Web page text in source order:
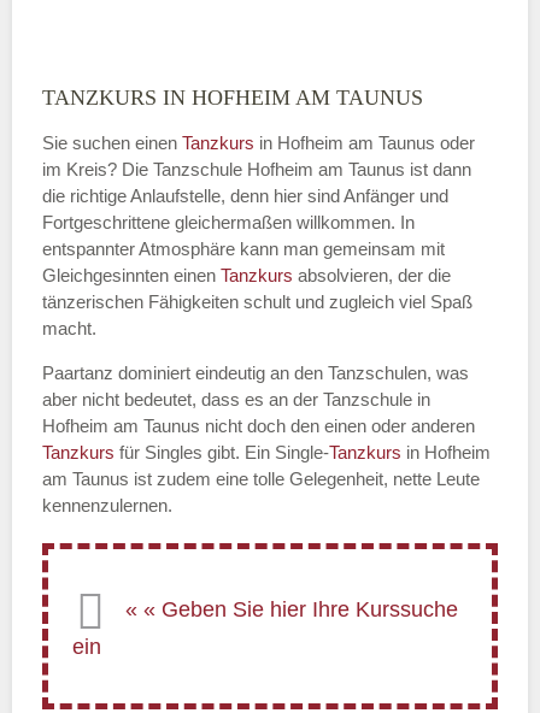
TANZKURS IN HOFHEIM AM TAUNUS
Sie suchen einen Tanzkurs in Hofheim am Taunus oder
im Kreis? Die Tanzschule Hofheim am Taunus ist dann
die richtige Anlaufstelle, denn hier sind Anfänger und
Fortgeschrittene gleichermaßen willkommen. In
entspannter Atmosphäre kann man gemeinsam mit
Gleichgesinnten einen Tanzkurs absolvieren, der die
tänzerischen Fähigkeiten schult und zugleich viel Spaß
macht.
Paartanz dominiert eindeutig an den Tanzschulen, was
aber nicht bedeutet, dass es an der Tanzschule in
Hofheim am Taunus nicht doch den einen oder anderen
Tanzkurs für Singles gibt. Ein Single-Tanzkurs in Hofheim
am Taunus ist zudem eine tolle Gelegenheit, nette Leute
kennenzulernen.